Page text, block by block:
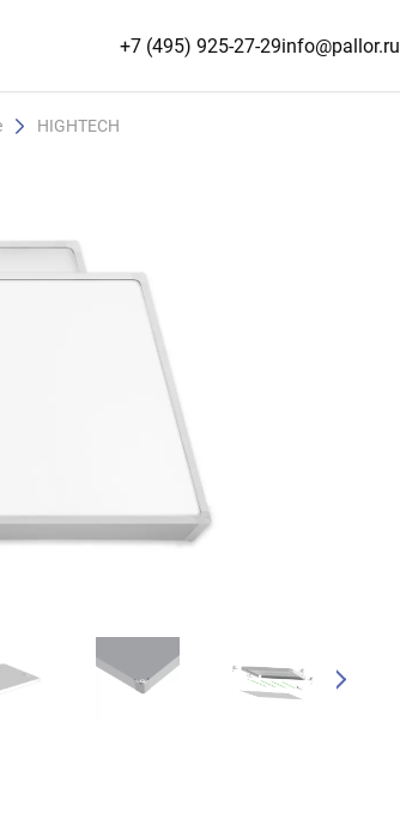
+7 (495) 925-27-29info@pallor.ru
HIGHTECH